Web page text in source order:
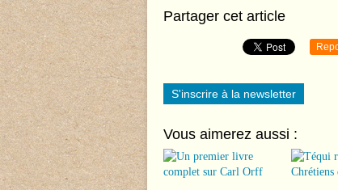
Partager cet article
S'inscrire à la newsletter
Vous aimerez aussi :